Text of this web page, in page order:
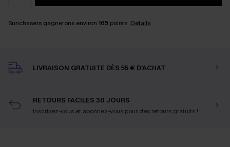
Sunchasers gagnerons environ 165 points. Détails
LIVRAISON GRATUITE DÈS 55 € D'ACHAT
RETOURS FACILES 30 JOURS
Inscrivez-vous et abonnez-vous pour des retours gratuits !